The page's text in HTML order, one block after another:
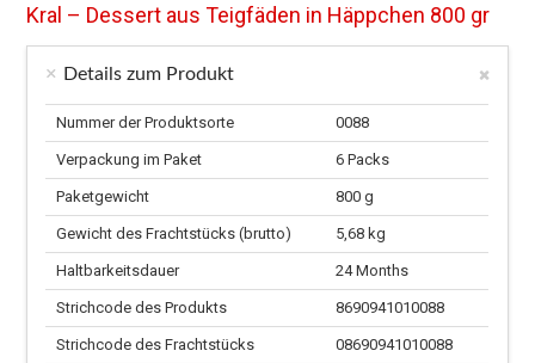
Kral – Dessert aus Teigfäden in Häppchen 800 gr
Details zum Produkt
Nummer der Produktsorte 0088
Verpackung im Paket 6 Packs
Paketgewicht 800 g
Gewicht des Frachtstücks (brutto) 5,68 kg
Haltbarkeitsdauer 24 Months
Strichcode des Produkts 8690941010088
Strichcode des Frachtstücks 08690941010088